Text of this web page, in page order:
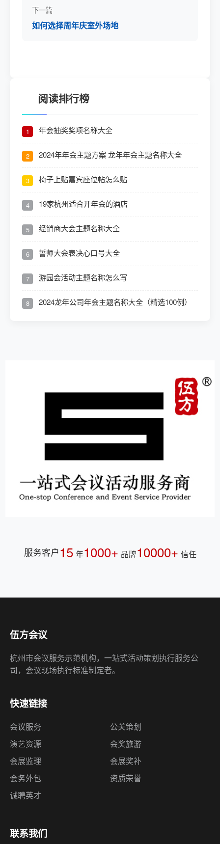
下一篇
如何选择周年庆室外场地
阅读排行榜
1 年会抽奖奖项名称大全
2 2024年年会主题方案 龙年年会主题名称大全
3 椅子上贴嘉宾座位帖怎么贴
4 19家杭州适合开年会的酒店
5 经销商大会主题名称大全
6 誓师大会表决心口号大全
7 游园会活动主题名称怎么写
8 2024龙年公司年会主题名称大全（精选100例）
服务客户15 年1000+ 品牌10000+ 信任
会议服务
公关策划
会展监理
会务外包
资质荣誉
诚聘英才
联系我们
18668161841